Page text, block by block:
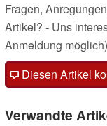
Fragen,
Artikel? - Uns
Anmeldung
Diesen Artikel
Verwandte